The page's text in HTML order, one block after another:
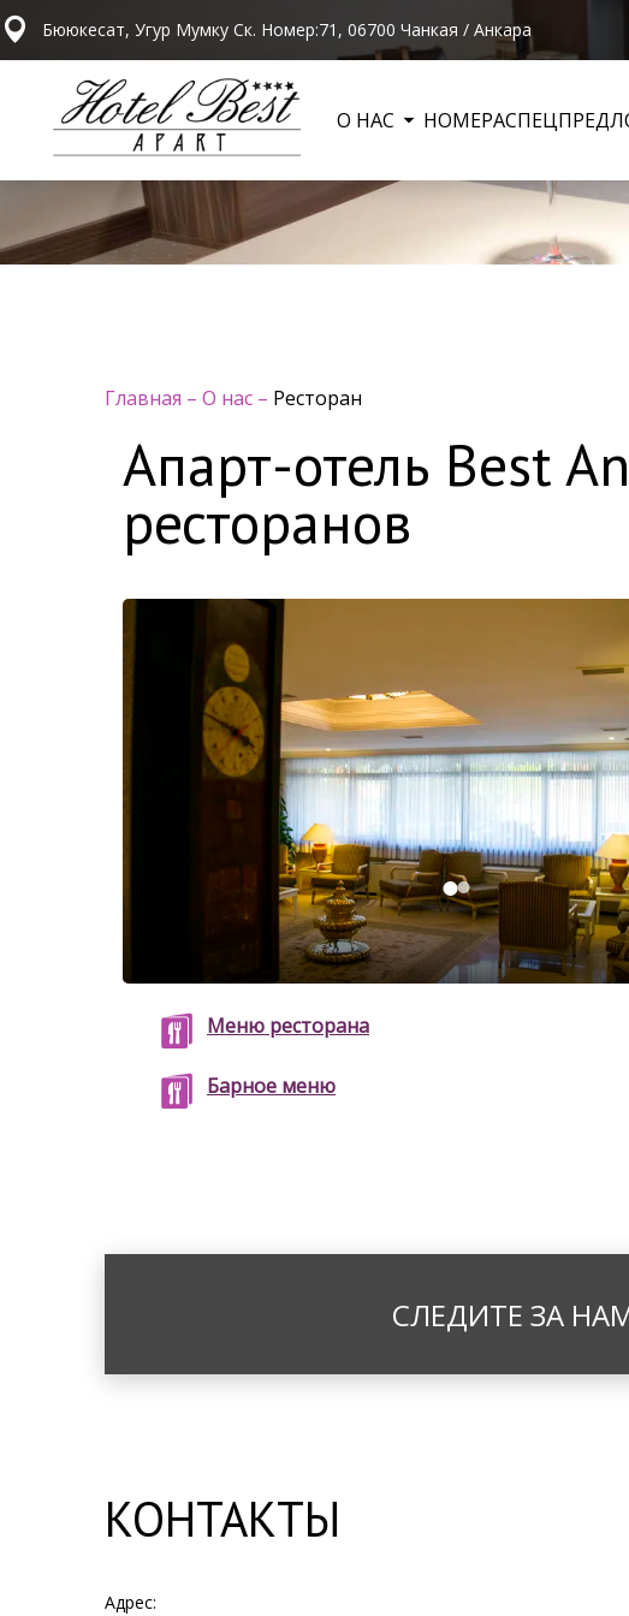
Бююкесат, Угур Мумку Ск. Номер:71, 06700 Чанкая / Анкара
О НАС НОМЕРА
Главная – О нас – Ресторан
Апарт-отель Best
ресторанов
Меню ресторана
Барное меню
СЛЕДИТЕ ЗА
КОНТАКТЫ
Адрес: